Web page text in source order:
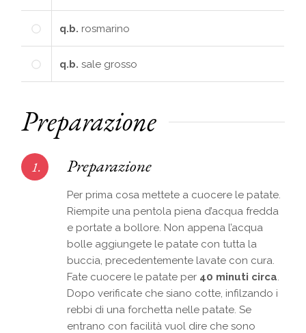
q.b. rosmarino
q.b. sale grosso
Preparazione
1. Preparazione
Per prima cosa mettete a cuocere le patate.
Riempite una pentola piena d’acqua fredda
e portate a bollore. Non appena l’acqua
bolle aggiungete le patate con tutta la
buccia, precedentemente lavate con cura.
Fate cuocere le patate per 40 minuti circa.
Dopo verificate che siano cotte, infilzando i
rebbi di una forchetta nelle patate. Se
entrano con facilità vuol dire che sono